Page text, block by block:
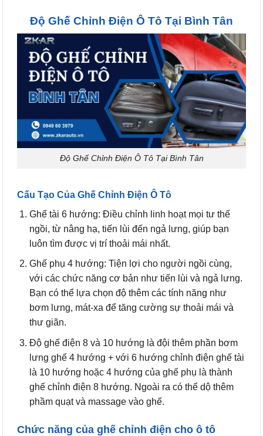
Độ Ghế Chỉnh Điện Ô Tô Tại Bình Tân
Độ Ghế Chỉnh Điện Ô Tô Tại Bình Tân
Cấu Tạo Của Ghế Chỉnh Điện Ô Tô
Ghế tài 6 hướng: Điều chỉnh linh hoạt mọi tư thế
ngồi, từ nâng hạ, tiến lùi đến ngả lưng, giúp bạn
luôn tìm được vị trí thoải mái nhất.
Ghế phụ 4 hướng: Tiện lợi cho người ngồi cùng,
với các chức năng cơ bản như tiến lùi và ngả lưng.
Bạn có thể lựa chọn độ thêm các tính năng như
bơm lưng, mát-xa để tăng cường sự thoải mái và
thư giãn.
Độ ghế điện 8 và 10 hướng là đội thêm phần bơm
lưng ghế 4 hướng + với 6 hướng chỉnh điện ghế tài
là 10 hướng hoặc 4 hướng của ghế phụ là thành
ghế chỉnh điện 8 hướng. Ngoài ra có thể dộ thêm
phầm quạt và massage vào ghế.
Chức năng của ghế chỉnh điện cho ô tô